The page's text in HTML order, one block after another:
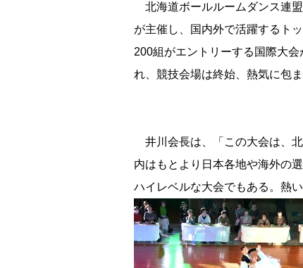
北海道ボールルームダンス連盟
が主催し、国内外で活躍するト
200組がエントリーする国際大会
れ、競技会場は終始、熱気に包ま
井川会長は、「この大会は、
内はもとより日本各地や海外の
ハイレベルな大会でもある。熱